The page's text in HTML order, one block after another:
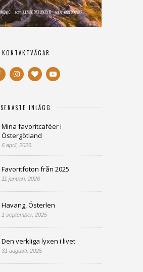
KONTAKTVÄGAR
SENASTE INLÄGG
Mina favoritcaféer i
Östergötland
6 april, 2026
Favoritfoton från 2025
11 januari, 2026
Haväng, Österlen
1 september, 2025
Den verkliga lyxen i livet
31 augusti, 2025